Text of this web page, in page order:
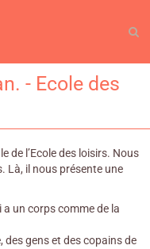
- Ecole des
de l’Ecole des loisirs. Nous
Là, il nous présente une
a un corps comme de la
des gens et des copains de